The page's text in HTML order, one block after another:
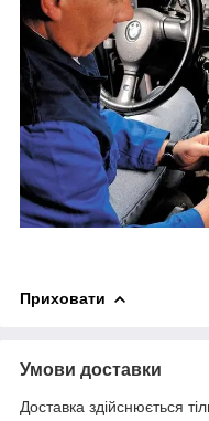
Приховати
Умови доставки
Доставка здійснюється